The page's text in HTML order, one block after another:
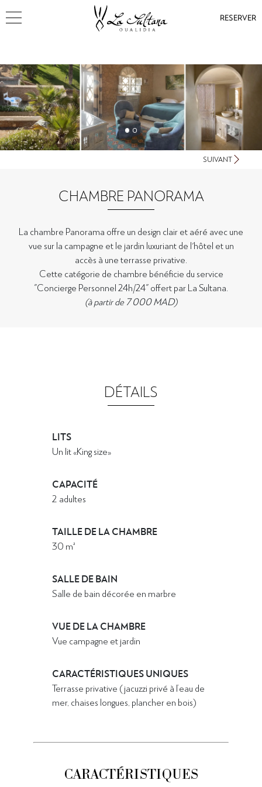
RESERVER
CHAMBRE PANORAMA
La chambre Panorama offre un design clair et aéré avec une
vue sur la campagne et le jardin luxuriant de l'hôtel et un
accès à une terrasse privative.
Cette catégorie de chambre bénéficie du service
"Concierge Personnel 24h/24" offert par La Sultana.
(à partir de 7 000 MAD)
SUIVANT
DÉTAILS
LITS
Un lit «King size»
CAPACITÉ
2 adultes
TAILLE DE LA CHAMBRE
30 m²
SALLE DE BAIN
Salle de bain décorée en marbre
VUE DE LA CHAMBRE
Vue campagne et jardin
CARACTÉRISTIQUES UNIQUES
Terrasse privative (jacuzzi privé à l’eau de
mer, chaises longues, plancher en bois)
CARACTÉRISTIQUES